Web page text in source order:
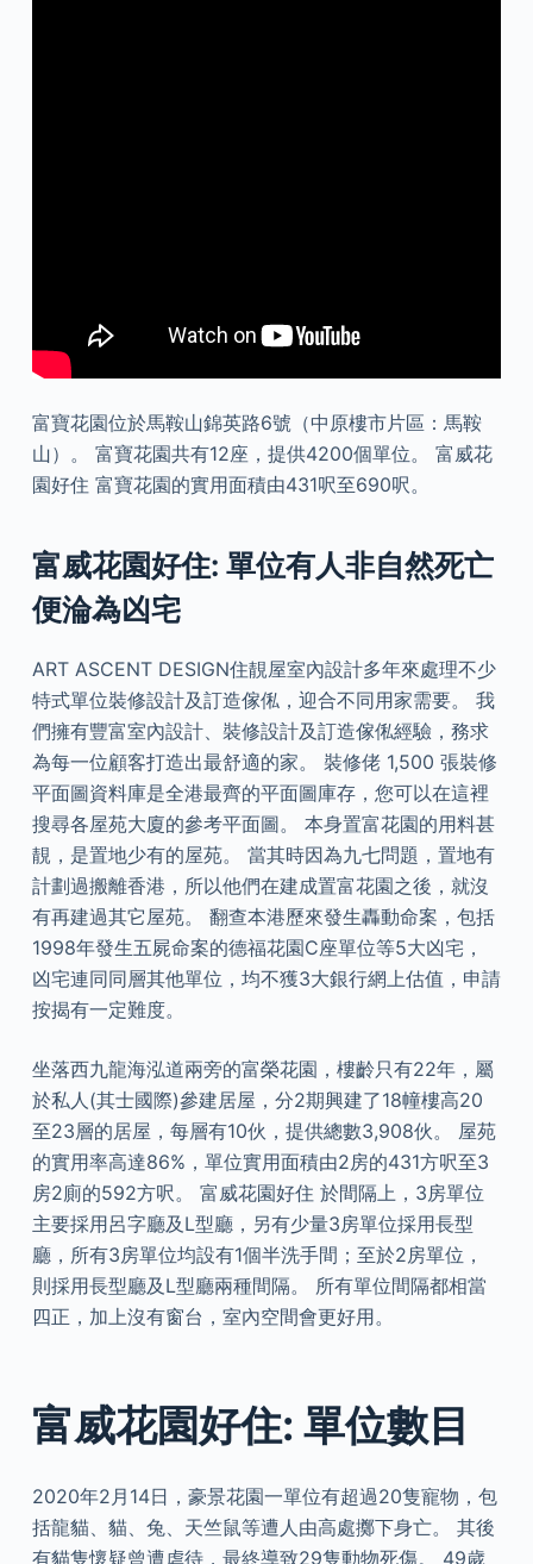
富寶花園位於馬鞍山錦英路6號（中原樓市片區：馬鞍
山）。 富寶花園共有12座，提供4200個單位。 富威花
園好住 富寶花園的實用面積由431呎至690呎。
富威花園好住: 單位有人非自然死亡
便淪為凶宅
ART ASCENT DESIGN住靚屋室內設計多年來處理不少
特式單位裝修設計及訂造傢俬，迎合不同用家需要。 我
們擁有豐富室內設計、裝修設計及訂造傢俬經驗，務求
為每一位顧客打造出最舒適的家。 裝修佬 1,500 張裝修
平面圖資料庫是全港最齊的平面圖庫存，您可以在這裡
搜尋各屋苑大廈的參考平面圖。 本身置富花園的用料甚
靚，是置地少有的屋苑。 當其時因為九七問題，置地有
計劃過搬離香港，所以他們在建成置富花園之後，就沒
有再建過其它屋苑。 翻查本港歷來發生轟動命案，包括
1998年發生五屍命案的德福花園C座單位等5大凶宅，
凶宅連同同層其他單位，均不獲3大銀行網上估值，申請
按揭有一定難度。
坐落西九龍海泓道兩旁的富榮花園，樓齡只有22年，屬
於私人(其士國際)參建居屋，分2期興建了18幢樓高20
至23層的居屋，每層有10伙，提供總數3,908伙。 屋苑
的實用率高達86%，單位實用面積由2房的431方呎至3
房2廁的592方呎。 富威花園好住 於間隔上，3房單位
主要採用呂字廳及L型廳，另有少量3房單位採用長型
廳，所有3房單位均設有1個半洗手間；至於2房單位，
則採用長型廳及L型廳兩種間隔。 所有單位間隔都相當
四正，加上沒有窗台，室內空間會更好用。
富威花園好住: 單位數目
2020年2月14日，豪景花園一單位有超過20隻寵物，包
括龍貓、貓、兔、天竺鼠等遭人由高處擲下身亡。 其後
有貓隻懷疑曾遭虐待，最終導致29隻動物死傷。 49歲